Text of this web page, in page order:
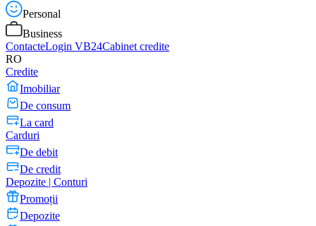
Personal
Business
ContacteLogin VB24Cabinet credite
RO
Credite
Imobiliar
De consum
La card
Carduri
De debit
De credit
Depozite | Conturi
Promoții
Depozite